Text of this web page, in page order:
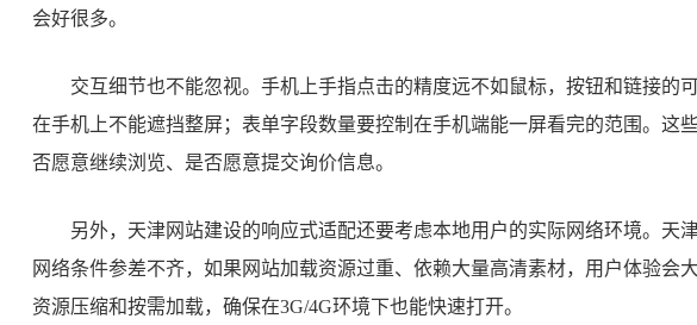
会好很多。
交互细节也不能忽视。手机上手指点击的精度远不如鼠标，按钮和链接的
在手机上不能遮挡整屏；表单字段数量要控制在手机端能一屏看完的范围。这
否愿意继续浏览、是否愿意提交询价信息。
另外，天津网站建设的响应式适配还要考虑本地用户的实际网络环境。天
网络条件参差不齐，如果网站加载资源过重、依赖大量高清素材，用户体验会
资源压缩和按需加载，确保在3G/4G环境下也能快速打开。